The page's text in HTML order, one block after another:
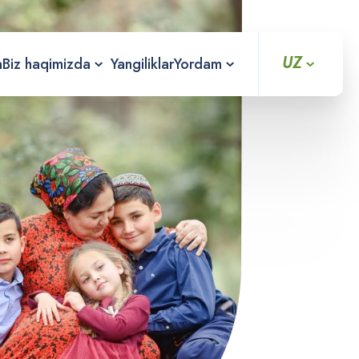
Biz haqimizda YangiliklarYordam UZ